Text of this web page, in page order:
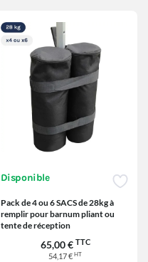
Disponible
Pack de 4 ou 6 SACS de 28kg à
remplir pour barnum pliant ou
tente de réception
65,00 € TTC
54,17 €HT